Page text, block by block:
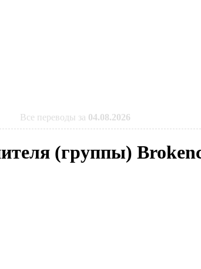
Все переводы за 04.08.2026
(группы)